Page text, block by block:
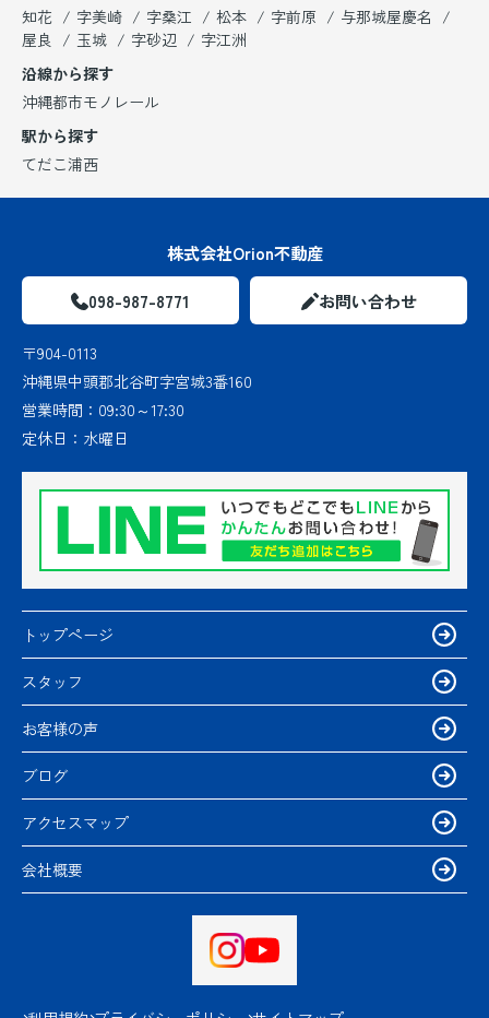
知花
字美崎 字桑江 松本 字前原
与那城屋慶名
屋良
玉城 字砂辺
字江洲
沿線から探す
沖縄都市モノレール
駅から探す
てだこ浦西
株式会社Orion不動産
098-987-8771 お問い合わせ
〒904-0113
沖縄県中頭郡北谷町字宮城3番160
営業時間： 09:30～17:30
定休日： 水曜日
トップページ
スタッフ
お客様の声
ブログ
アクセスマップ
会社概要